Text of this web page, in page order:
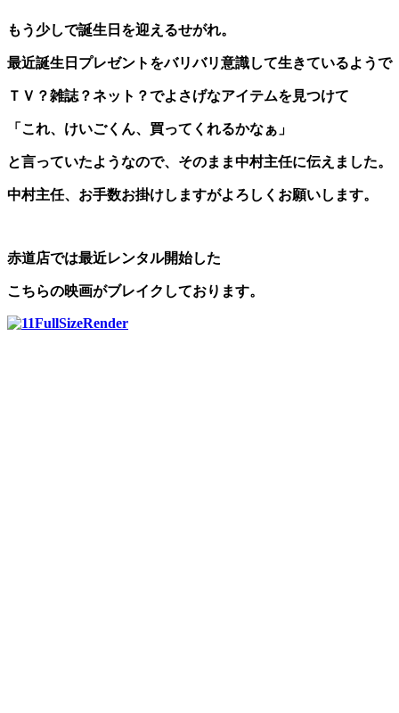
もう少しで誕生日を迎えるせがれ。
最近誕生日プレゼントをバリバリ意識して生きているようで
ＴＶ？雑誌？ネット？でよさげなアイテムを見つけて
「これ、けいごくん、買ってくれるかなぁ」
と言っていたようなので、そのまま中村主任に伝えました。
中村主任、お手数お掛けしますがよろしくお願いします。
赤道店では最近レンタル開始した
こちらの映画がブレイクしております。